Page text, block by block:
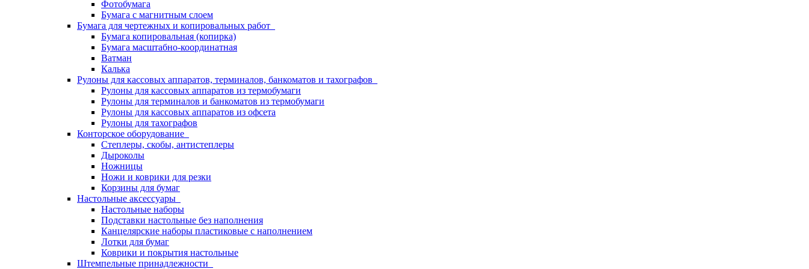
Фотобумага
Бумага с магнитным слоем
Бумага для чертежных и копировальных работ
Бумага копировальная (копирка)
Бумага масштабно-координатная
Ватман
Калька
Рулоны для кассовых аппаратов, терминалов, банкоматов и тахографов
Рулоны для кассовых аппаратов из термобумаги
Рулоны для терминалов и банкоматов из термобумаги
Рулоны для кассовых аппаратов из офсета
Рулоны для тахографов
Конторское оборудование
Степлеры, скобы, антистеплеры
Дыроколы
Ножницы
Ножи и коврики для резки
Корзины для бумаг
Настольные аксессуары
Настольные наборы
Подставки настольные без наполнения
Канцелярские наборы пластиковые с наполнением
Лотки для бумаг
Коврики и покрытия настольные
Штемпельные принадлежности